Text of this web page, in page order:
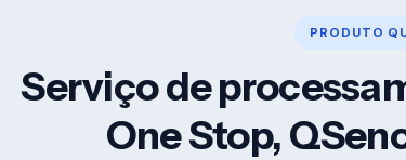
PRODUTO
Serviço de
One Stop,